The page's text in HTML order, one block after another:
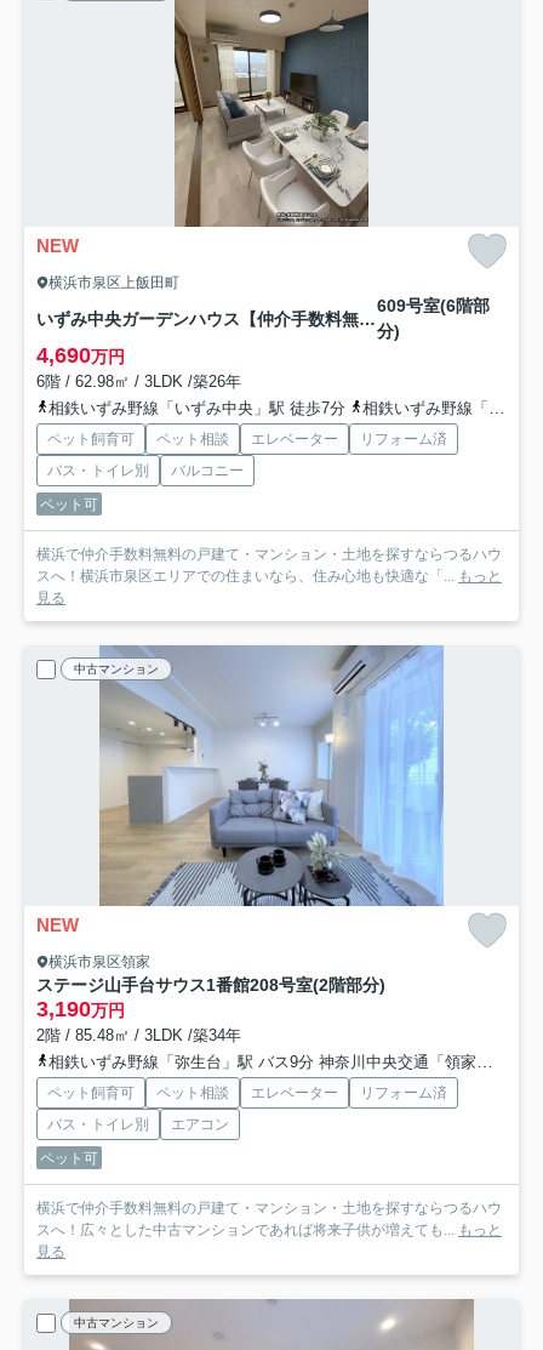
NEW
横浜市泉区上飯田町
いずみ中央ガーデンハウス【仲介手数料無料】
609号室(6階部
分)
4,690万円
6階 / 62.98㎡ / 3LDK /築26年
相鉄いずみ野線「いずみ中央」駅 徒歩7分
相鉄いずみ野線「ゆめが丘」駅 徒歩20分
ペット飼育可 ペット相談 エレベーター
リフォーム済
バス・トイレ別
バルコニー
ペット可
横浜で仲介手数料無料の戸建て・マンション・土地を探すならつるハウ
スへ！横浜市泉区エリアでの住まいなら、住み心地も快適な「... もっと
見る
中古マンション
NEW
横浜市泉区領家
ステージ山手台サウス1番館208号室(2階部分)
3,190万円
2階 / 85.48㎡ / 3LDK /築34年
相鉄いずみ野線「弥生台」駅 バス9分 神奈川中央交通「領家中学校前」 停歩2分
ペット飼育可 ペット相談 エレベーター
リフォーム済
バス・トイレ別
エアコン
ペット可
横浜で仲介手数料無料の戸建て・マンション・土地を探すならつるハウ
スへ！広々とした中古マンションであれば将来子供が増えても... もっと
見る
中古マンション